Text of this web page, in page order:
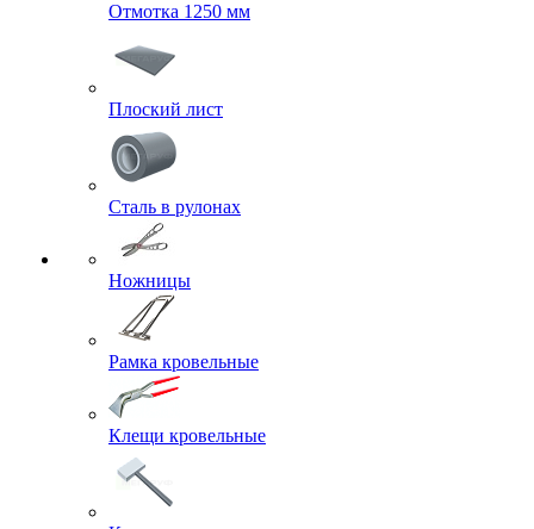
Отмотка 1250 мм
Плоский лист
Сталь в рулонах
Ножницы
Рамка кровельные
Клещи кровельные